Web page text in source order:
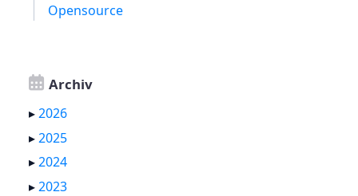
Opensource
Archiv
▸2026
▸2025
▸2024
▸2023